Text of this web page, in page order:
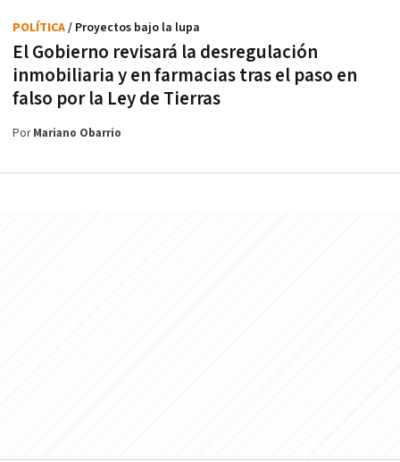
El Gobierno revisará la desregulación
inmobiliaria y en farmacias tras el paso en
falso por la Ley de Tierras
POLÍTICA/ Proyectos bajo la lupa
PorMariano Obarrio